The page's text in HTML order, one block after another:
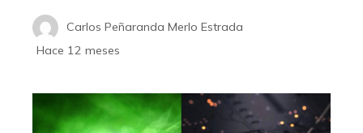
Carlos Peñaranda Merlo Estrada
Hace 12 meses